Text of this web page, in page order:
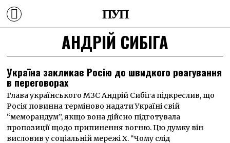
ПУП
АНДРІЙ СИБІГА
Україна закликає Росію до швидкого реагування
в переговорах
Глава українського МЗС Андрій Сибіга підкреслив, що
Росія повинна терміново надати Україні свій
“меморандум”, якщо вона дійсно підготувала
пропозиції щодо припинення вогню. Цю думку він
висловив у соціальній мережі Х. “Чому слід